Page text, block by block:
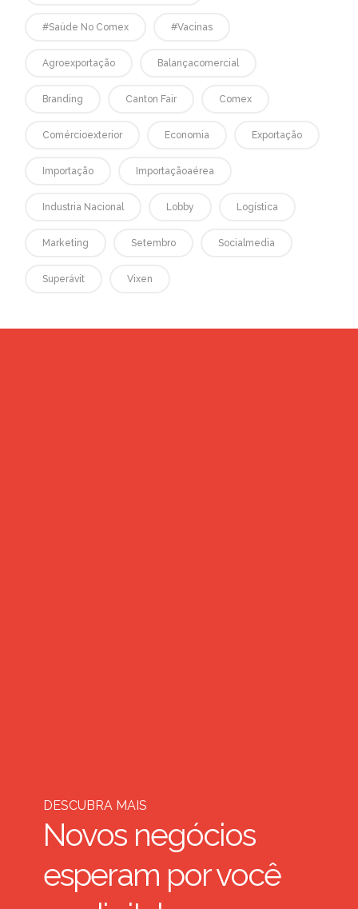
#saúde No Comex #vacinas
Agroexportação Balançacomercial
Branding Canton Fair Comex
Comércioexterior Economia Exportação
Importação Importaçãoaérea
Industria Nacional Lobby Logística
Marketing Setembro Socialmedia
Superávit Vixen
DESCUBRA MAIS
Novos negócios
esperam por você